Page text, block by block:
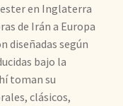
en Inglaterra
de Irán a Europa
diseñadas según
bajo la
toman su
clásicos,